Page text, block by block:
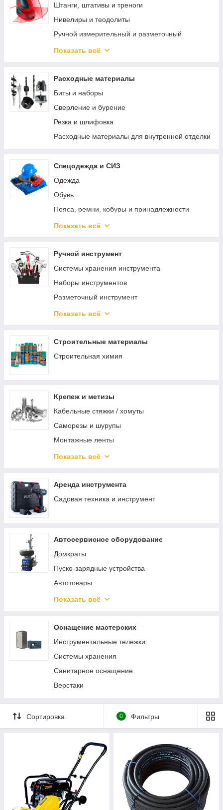
Bosch PRO-MIX
Наборы электроинструмента
Штанги, штативы и треноги
Нивелиры и теодолиты
Ручной измерительный и разметочный
комплектующие
Измерители длины и расстояния
Показать всё
Расходные материалы
Биты и наборы
Сверление и бурение
Резка и шлифовка
Расходные материалы для внутренней отделки
Спецодежда и СИЗ
Одежда
Обувь
Пояса, ремни, кобуры и принадлежности
Защита органов зрения
Показать всё
Ручной инструмент
Системы хранения инструмента
Наборы инструментов
Разметочный инструмент
Отвертки
Электромонтажный инструмент
Зажимной инструмент
Столярно-слесарный инструмент
Монтажный инструмент
Трубный инструмент
Отделочный инструмент
Ключи, трещотки, воротки
Показать всё
Строительные материалы
Строительная химия
Крепеж и метизы
Кабельные стяжки / хомуты
Саморезы и шурупы
Монтажные ленты
Гвозди
Скобы
Показать всё
Аренда инструмента
Садовая техника и инструмент
Автосервисное оборудование
Домкраты
Пуско-зарядные устройства
Автотовары
Трубогибы
Шиномонтажное оборудование
Кантователи двигателя
Лежаки подкатные
Подставки страховочные
Прессы гидравлические
Гидравлические цилиндры и насосы
Подъемники автомобильные
Стяжки пружин
Специальный инструмент
Станки и мойки деталей
Диагностическое оборудование
Вытяжка выхлопных газов
Показать всё
Оснащение мастерских
Инструментальные тележки
Системы хранения
Санитарное оснащение
Верстаки
Сортировка 0 Фильтры